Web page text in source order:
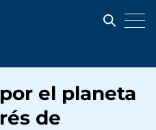
el planeta
de